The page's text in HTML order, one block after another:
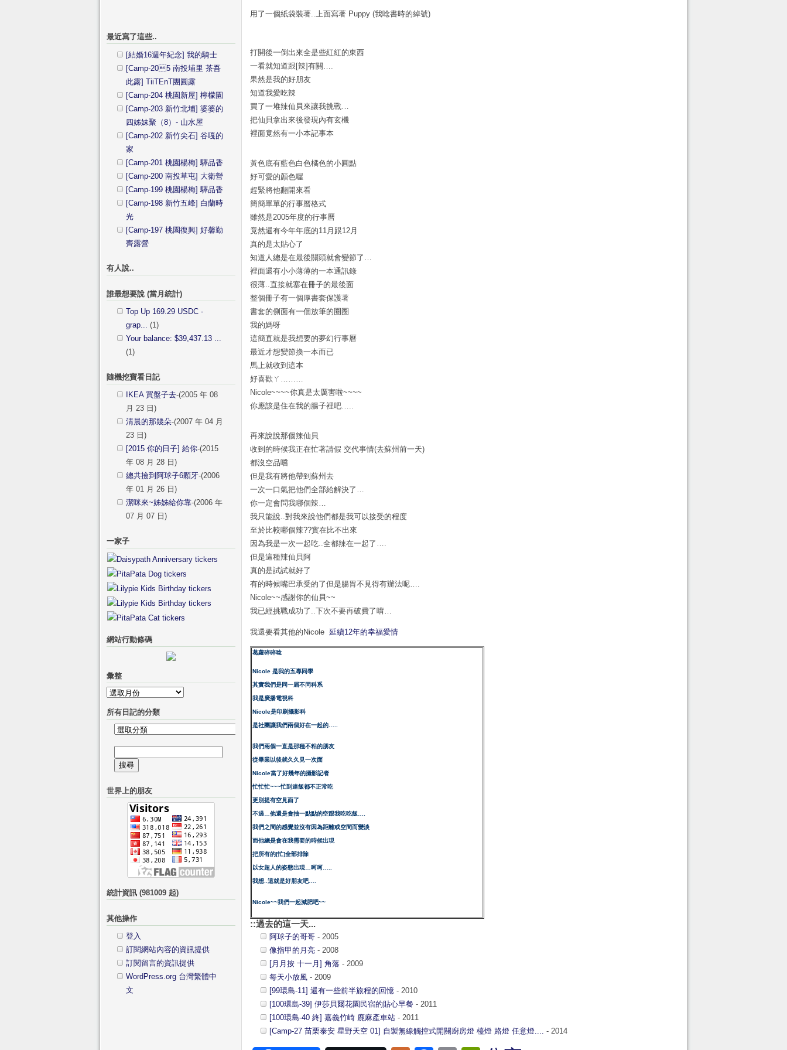
用了一個紙袋裝著..上面寫著 Puppy (我唸書時的綽號)
打開後一倒出來全是些紅紅的東西
一看就知道跟[辣]有關….
果然是我的好朋友
知道我愛吃辣
買了一堆辣仙貝來讓我挑戰…
把仙貝拿出來後發現內有玄機
裡面竟然有一小本記事本
黃色底有藍色白色橘色的小圓點
好可愛的顏色喔
趕緊將他翻開來看
簡簡單單的行事曆格式
雖然是2005年度的行事曆
竟然還有今年年底的11月跟12月
真的是太貼心了
知道人總是在最後關頭就會變節了…
裡面還有小小薄薄的一本通訊錄
很薄..直接就塞在冊子的最後面
整個冊子有一個厚書套保護著
書套的側面有一個放筆的圈圈
我的媽呀
這簡直就是我想要的夢幻行事曆
最近才想變節換一本而已
馬上就收到這本
好喜歡ㄚ………
Nicole~~~~你真是太厲害啦~~~~
你應該是住在我的腸子裡吧…..
再來說說那個辣仙貝
收到的時候我正在忙著請假 交代事情(去蘇州前一天)
都沒空品嚐
但是我有將他帶到蘇州去
一次一口氣把他們全部給解決了…
你一定會問我哪個辣…
我只能說..對我來說他們都是我可以接受的程度
至於比較哪個辣??實在比不出來
因為我是一次一起吃..全都辣在一起了….
但是這種辣仙貝阿
真的是試試就好了
有的時候嘴巴承受的了但是腸胃不見得有辦法呢….
Nicole~~感謝你的仙貝~~
我已經挑戰成功了..下次不要再破費了唷…
我還要看其他的Nicole 延續12年的幸福愛情
葛蘿碎碎唸
Nicole 是我的五專同學
其實我們是同一屆不同科系
我是廣播電視科
Nicole是印刷攝影科
是社團讓我們兩個好在一起的…..
我們兩個一直是那種不粘的朋友
從畢業以後就久久見一次面
Nicole當了好幾年的攝影記者
忙忙忙~~~忙到連飯都不正常吃
更別提有空見面了
不過…他還是會抽一點點的空跟我吃吃飯….
我們之間的感覺並沒有因為距離或空間而變淡
而他總是會在我需要的時候出現
把所有的[忙]全部排除
以女超人的姿態出現…呵呵…..
我想..這就是好朋友吧….
Nicole~~我們一起減肥吧~~
::過去的這一天...
阿球子的哥哥 - 2005
像指甲的月亮 - 2008
[月月按 十一月] 角落 - 2009
每天小放風 - 2009
[99環島-11] 還有一些前半旅程的回憶 - 2010
[100環島-39] 伊莎貝爾花園民宿的貼心早餐 - 2011
[100環島-40 終] 嘉義竹崎 鹿麻產車站 - 2011
[Camp-27 苗栗泰安 星野天空 01] 自製無線觸控式開關廚房燈 檯燈 路燈 任意燈.... - 2014
最近寫了這些..
[結婚16週年紀念] 我的騎士
[Camp-205 南投埔里 茶吾
此露] TiiTEnT團圓露
[Camp-204 桃園新屋] 檸檬園
[Camp-203 新竹北埔] 婆婆的
四姊妹聚（8）- 山水屋
[Camp-202 新竹尖石] 谷嘎的
家
[Camp-201 桃園楊梅] 驛品香
[Camp-200 南投草屯] 大衛營
[Camp-199 桃園楊梅] 驛品香
[Camp-198 新竹五峰] 白蘭時
光
[Camp-197 桃園復興] 好馨勤
齊露營
有人說..
誰最想要說 (當月統計)
Top Up 169.29 USDC -
grap... (1)
Your balance: $39,437.13 ...
(1)
隨機挖寶看日記
IKEA 買盤子去-(2005 年 08
月 23 日)
清晨的那幾朵-(2007 年 04 月
23 日)
[2015 你的日子] 給你-(2015
年 08 月 28 日)
總共撿到阿球子6顆牙-(2006
年 01 月 26 日)
潔咪來~姊姊給你靠-(2006 年
07 月 07 日)
一家子
網站行動條碼
彙整
彙
整
所有日記的分類
所
日
記
分
尋
鍵
世界上的朋友
統計資訊 (981009 起)
其他操作
登入
訂閱網站內容的資訊提供
訂閱留言的資訊提供
WordPress.org 台灣繁體中
文